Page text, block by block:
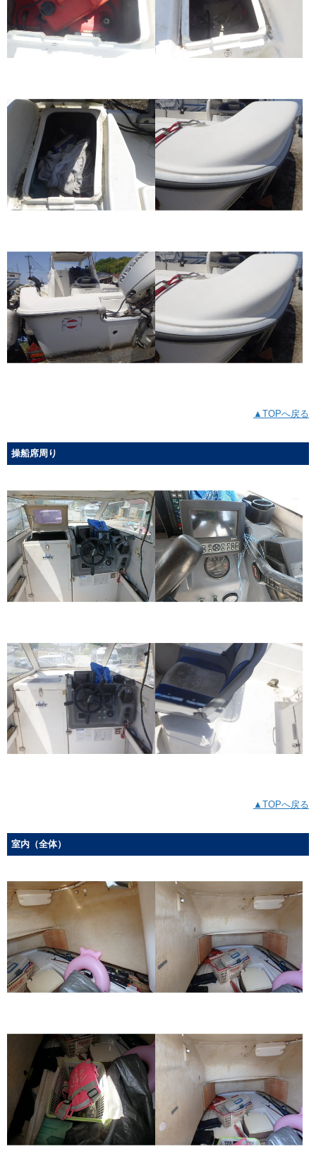
▲TOPへ戻る
操船席周り
▲TOPへ戻る
室内（全体）